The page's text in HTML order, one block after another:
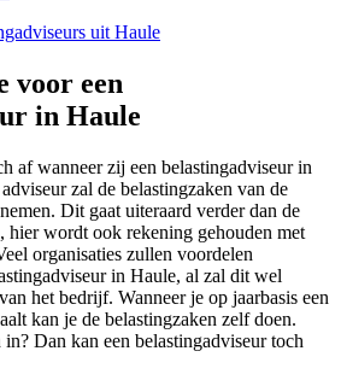
uit Haule
voor een
in Haule
af wanneer zij een belastingadviseur in
zal de belastingzaken van de
Dit gaat uiteraard verder dan de
hier wordt ook rekening gehouden met
organisaties zullen voordelen
in Haule, al zal dit wel
het bedrijf. Wanneer je op jaarbasis een
kan je de belastingzaken zelf doen.
Dan kan een belastingadviseur toch